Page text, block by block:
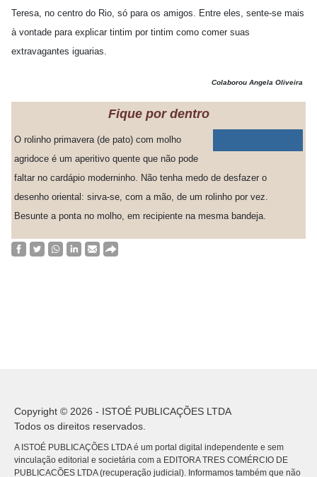
Teresa, no centro do Rio, só para os amigos. Entre eles, sente-se mais
à vontade para explicar tintim por tintim como comer suas
extravagantes iguarias.
Colaborou Angela Oliveira
Fique por dentro
O rolinho primavera (de pato) com molho
agridoce é um aperitivo quente que não pode
faltar no cardápio moderninho. Não tenha medo de desfazer o
desenho oriental: sirva-se, com a mão, de um rolinho por vez.
Besunte a ponta no molho, em recipiente na mesma bandeja.
Copyright © 2026 - ISTOÉ PUBLICAÇÕES LTDA
Todos os direitos reservados.
A ISTOÉ PUBLICAÇÕES LTDA é um portal digital independente e sem
vinculação editorial e societária com a EDITORA TRES COMÉRCIO DE
PUBLICACÕES LTDA (recuperação judicial). Informamos também que não